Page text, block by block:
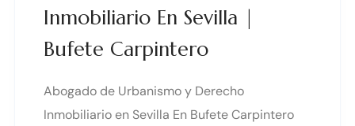
Inmobiliario En Sevilla |
Bufete Carpintero
Abogado de Urbanismo y Derecho
Inmobiliario en Sevilla En Bufete Carpintero